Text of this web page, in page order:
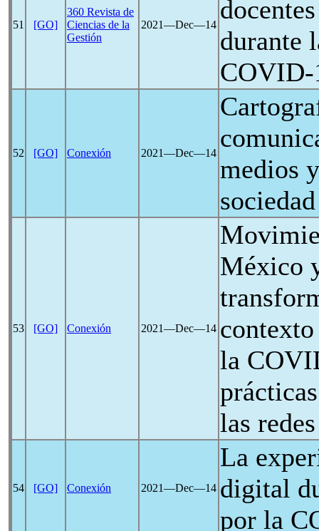
51 [GO]
360 Revista de
Ciencias de la
Gestión
2021―Dec―14
durante
COVID-
52 [GO] Conexión 2021―Dec―14
medios
53 [GO] Conexión 2021―Dec―14
México
la
las
54 [GO] Conexión 2021―Dec―14
La
digital
por la